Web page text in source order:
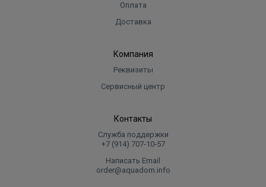
Оплата
Доставка
Компания
Реквизиты
Сервисный центр
Контакты
Служба поддержки
+7 (914) 707‑10‑57
Написать Email
order@aquadom.info